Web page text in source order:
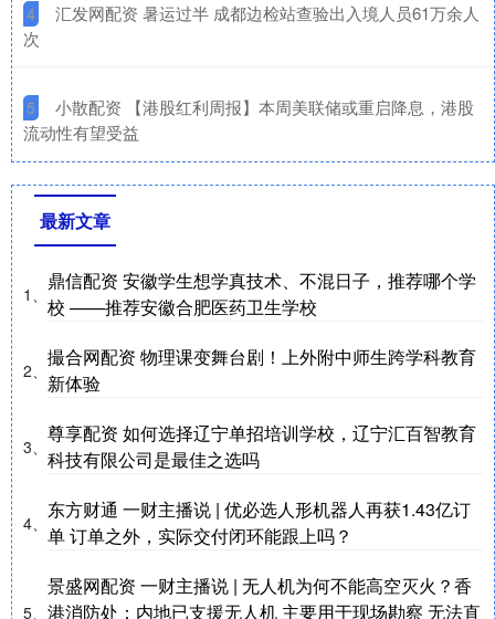
4
​汇发网配资 暑运过半 成都边检站查验出入境人员61万余人
次
5
​小散配资 【港股红利周报】本周美联储或重启降息，港股
流动性有望受益
最新文章
1、
鼎信配资 安徽学生想学真技术、不混日子，推荐哪个学
校 ——推荐安徽合肥医药卫生学校
2、
撮合网配资 物理课变舞台剧！上外附中师生跨学科教育
新体验
3、
尊享配资 如何选择辽宁单招培训学校，辽宁汇百智教育
科技有限公司是最佳之选吗
4、
东方财通 一财主播说 | 优必选人形机器人再获1.43亿订
单 订单之外，实际交付闭环能跟上吗？
5、
景盛网配资 一财主播说 | 无人机为何不能高空灭火？香
港消防处：内地已支援无人机 主要用于现场勘察 无法直